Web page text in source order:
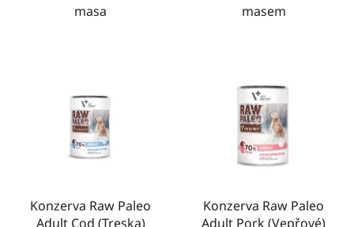
masa
masem
Konzerva Raw Paleo
Adult Cod (Treska)
Konzerva Raw Paleo
Adult Pork (Vepřové)